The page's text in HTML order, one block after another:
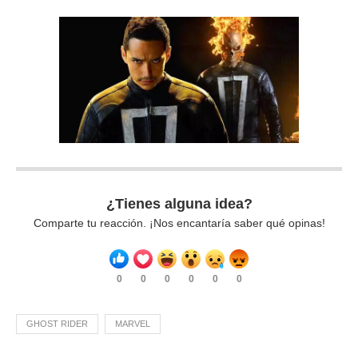
¿Tienes alguna idea?
Comparte tu reacción. ¡Nos encantaría saber qué opinas!
0 0 0 0 0 0
GHOST RIDER MARVEL